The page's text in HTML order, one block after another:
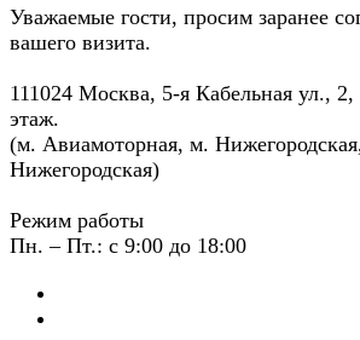
Уважаемые гости, просим заранее
вашего визита.
111024 Москва, 5-я Кабельная ул.,
этаж.
(м. Авиамоторная, м.
Нижегородская)
Режим работы
Пн. – Пт.: с 9:00 до 18:00